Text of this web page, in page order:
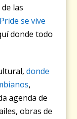
las
se vive
donde todo
donde
,
agenda de
obras de